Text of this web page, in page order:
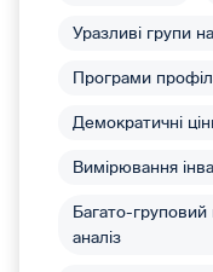
Уразливі групи
Програми
Демократичні
Вимірювання
Багато-
аналіз